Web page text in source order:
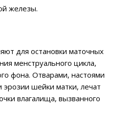
железы.
для остановки маточных
менструального цикла,
фона. Отварами, настоями
шейки матки, лечат
влагалища, вызванного